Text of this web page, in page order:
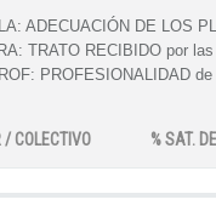
ADECUACIÓN DE LOS
TRATO RECIBIDO por
PROFESIONALIDAD
/ COLECTIVO % SAT.